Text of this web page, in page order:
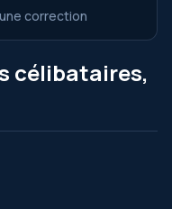
correction
célibataires,